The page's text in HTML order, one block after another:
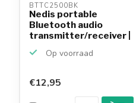
BTTC2500BK
Nedis portable
Bluetooth audio
transmitter/receiver |
Op voorraad
€12,95